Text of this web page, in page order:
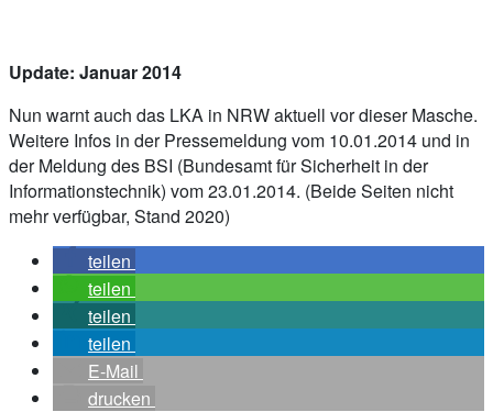
Update: Januar 2014
Nun warnt auch das LKA in NRW aktuell vor dieser Masche.
Weitere Infos in der Pressemeldung vom 10.01.2014 und in
der Meldung des BSI (Bundesamt für Sicherheit in der
Informationstechnik) vom 23.01.2014. (Beide Seiten nicht
mehr verfügbar, Stand 2020)
teilen
teilen
teilen
teilen
E-Mail
drucken